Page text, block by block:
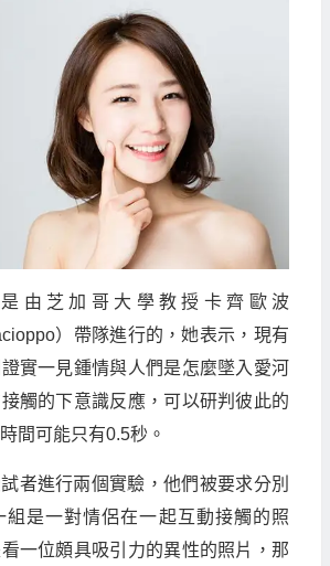
由芝加哥大學教授卡齊歐波
）帶隊進行的，她表示，現有
實一見鍾情與人們是怎麼墜入愛河
觸的下意識反應，可以研判彼此的
間可能只有0.5秒。
者進行兩個實驗，他們被要求分別
組是一對情侶在一起互動接觸的照
一位頗具吸引力的異性的照片，那